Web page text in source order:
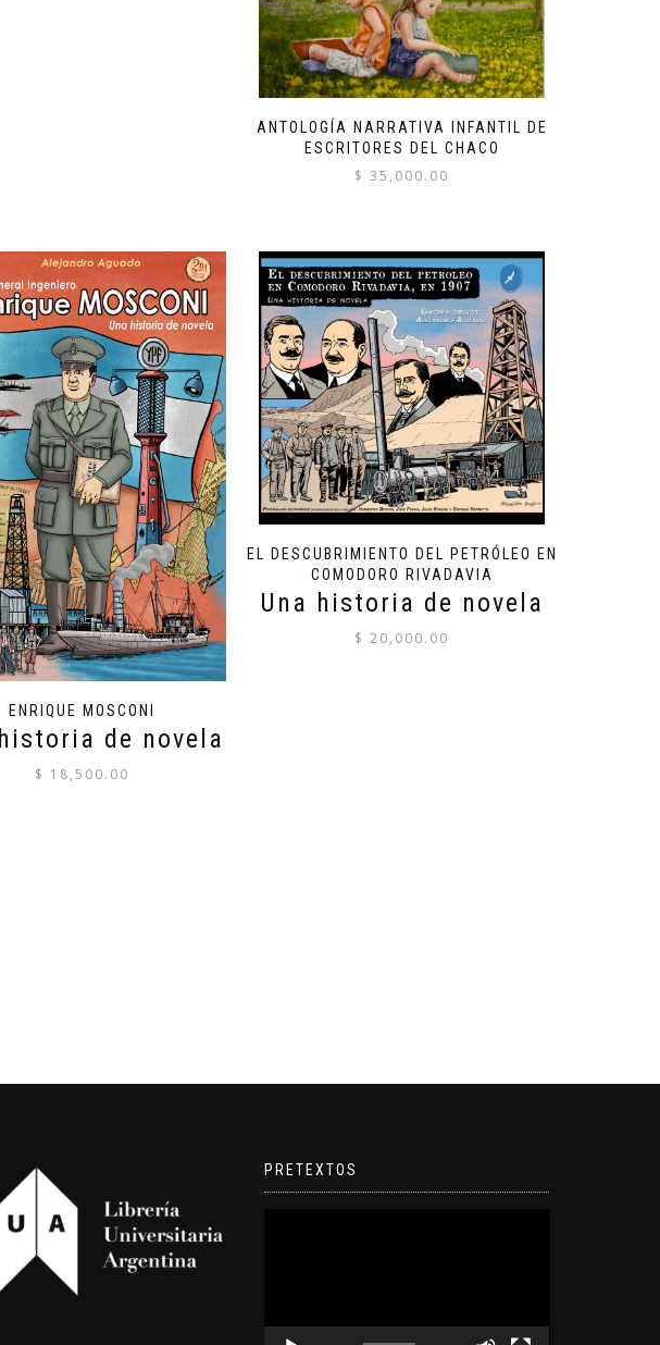
ANTOLOGÍA NARRATIVA INFANTIL DE
ESCRITORES DEL CHACO
$ 35,000.00
ENRIQUE MOSCONI
de novela
$ 18,500.00
EL DESCUBRIMIENTO DEL PETRÓLEO EN
COMODORO RIVADAVIA
Una historia de novela
$ 20,000.00
PRETEXTOS